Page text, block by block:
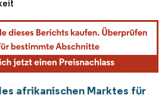
afrikanischen Marktes für